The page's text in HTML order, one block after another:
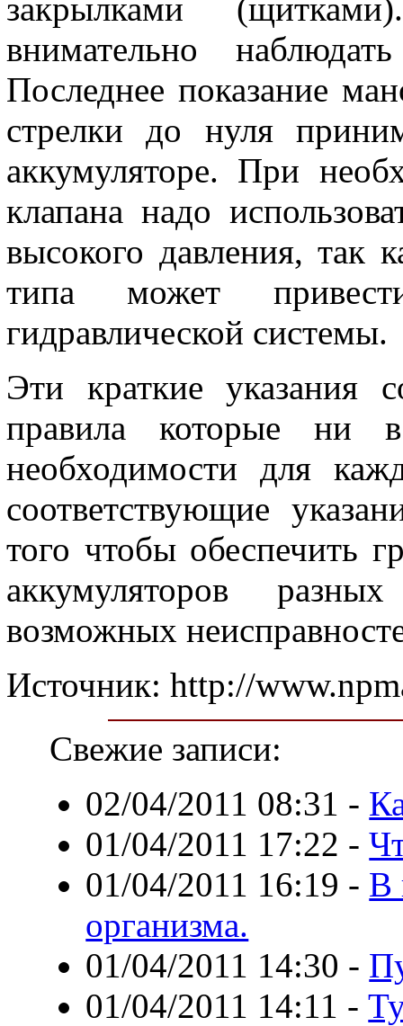
закрылками
внимательно
Последнее показание
стрелки до нуля
аккумуляторе. При
клапана надо
высокого давления, так
типа может
гидравлической системы.
Эти краткие указания
правила которые ни
необходимости для
соответствующие
того чтобы обеспечить
аккумуляторов
возможных
Источник: http://
Свежие записи:
02/04/2011 08:31 -
01/04/2011 17:22 -
01/04/2011 16:19 - В
организма.
01/04/2011 14:30 -
01/04/2011 14:11 -